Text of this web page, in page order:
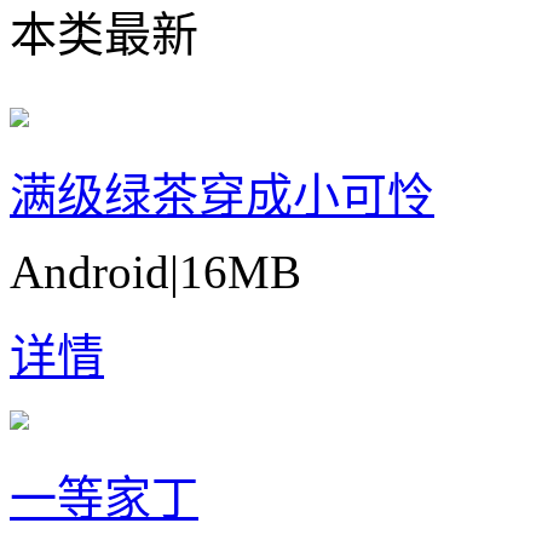
本类最新
满级绿茶穿成小可怜
Android|16MB
详情
一等家丁